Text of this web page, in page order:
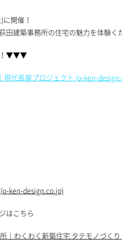
開催！
田建築事務所の住宅の魅力を体験く
！▼▼▼
現代長屋プロジェクト (o-ken-
ken-design.co.jp)
はこちら
｜わくわく新築住宅 タテモノづく